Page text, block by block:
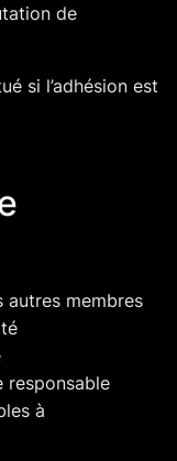
de
si l’adhésion est
autres membres
responsable
à